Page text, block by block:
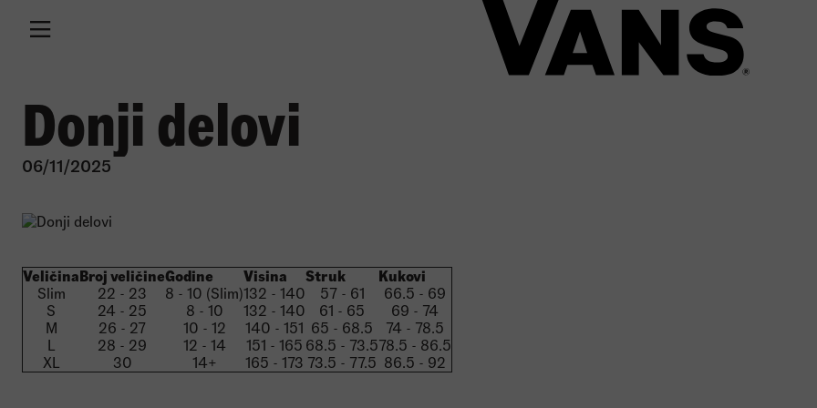
Donji delovi
06/11/2025
VeličinaBroj veličineGodine Visina Struk
Kukovi
Slim
22 - 23 8 - 10 (Slim)132 - 140 57 - 61
66.5 - 69
S
24 - 25 8 - 10 132 - 140 61 - 65
69 - 74
M
26 - 27 10 - 12 140 - 151 65 - 68.5
74 - 78.5
L
28 - 29 12 - 14 151 - 165 68.5 - 73.578.5 - 86.5
XL
30 14+ 165 - 173 73.5 - 77.5 86.5 - 92